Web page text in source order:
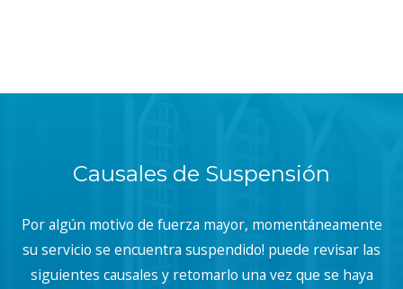
Causales de Suspensión
Por algún motivo de fuerza mayor, momentáneamente
su servicio se encuentra suspendido! puede revisar las
siguientes causales y retomarlo una vez que se haya